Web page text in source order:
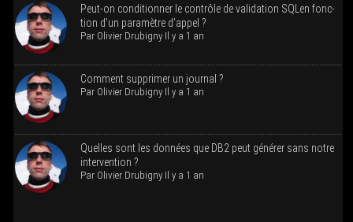
Peut-on condi­tion­ner le contrôle de vali­da­tion SQLen fonc­
tion d’un para­mètre d’appel ?
Par Oli­vier Dru­bi­gny Il y a 1 an
Com­ment sup­pri­mer un journal ?
Par Oli­vier Dru­bi­gny Il y a 1 an
Quelles sont les don­nées que DB2 peut géné­rer sans notre
intervention ?
Par Oli­vier Dru­bi­gny Il y a 1 an